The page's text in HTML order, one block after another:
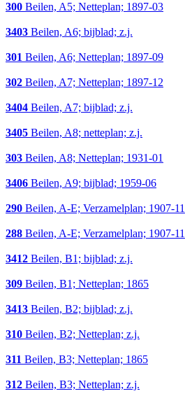
300 Beilen, A5; Netteplan; 1897-03
3403 Beilen, A6; bijblad; z.j.
301 Beilen, A6; Netteplan; 1897-09
302 Beilen, A7; Netteplan; 1897-12
3404 Beilen, A7; bijblad; z.j.
3405 Beilen, A8; netteplan; z.j.
303 Beilen, A8; Netteplan; 1931-01
3406 Beilen, A9; bijblad; 1959-06
290 Beilen, A-E; Verzamelplan; 1907-11
288 Beilen, A-E; Verzamelplan; 1907-11
3412 Beilen, B1; bijblad; z.j.
309 Beilen, B1; Netteplan; 1865
3413 Beilen, B2; bijblad; z.j.
310 Beilen, B2; Netteplan; z.j.
311 Beilen, B3; Netteplan; 1865
312 Beilen, B3; Netteplan; z.j.